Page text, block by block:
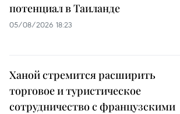
потенциал в Таиланде
05/08/2026 18:23
Ханой стремится расширить
торговое и туристическое
сотрудничество с французскими